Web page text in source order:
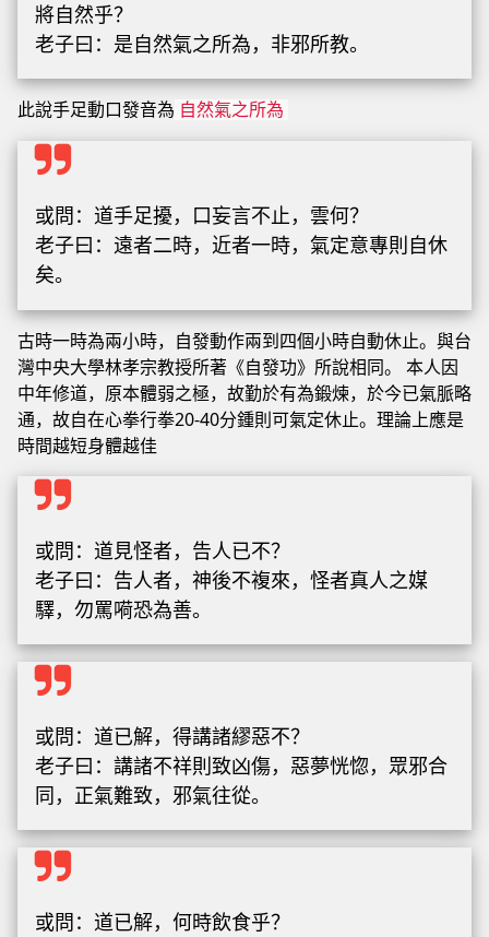
將自然乎？
老子曰：是自然氣之所為，非邪所教。
此說手足動口發音為 自然氣之所為
或問：道手足擾，口妄言不止，雲何？
老子曰：遠者二時，近者一時，氣定意專則自休
矣。
古時一時為兩小時，自發動作兩到四個小時自動休止。與台
灣中央大學林孝宗教授所著《自發功》所說相同。 本人因
中年修道，原本體弱之極，故勤於有為鍛煉，於今已氣脈略
通，故自在心拳行拳20-40分鍾則可氣定休止。理論上應是
時間越短身體越佳
或問：道見怪者，告人已不？
老子曰：告人者，神後不複來，怪者真人之媒
驛，勿罵嗬恐為善。
或問：道已解，得講諸繆惡不？
老子曰：講諸不祥則致凶傷，惡夢恍惚，眾邪合
同，正氣難致，邪氣往從。
或問：道已解，何時飲食乎？